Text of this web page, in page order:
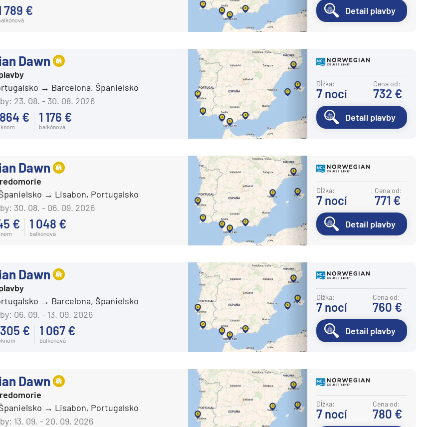
789 € Detail plavby
Dawn
Barcelona, Španielsko
23. 08. - 30. 08. 2026
€ 1 176 €
balkónová
Dĺžka:
7 nocí
Cena od:
732 €
Detail plavby
Dawn
Lisabon, Portugalsko
30. 08. - 06. 09. 2026
€ 1 048 €
balkónová
Dĺžka:
7 nocí
Cena od:
771 €
Detail plavby
Dawn
Barcelona, Španielsko
06. 09. - 13. 09. 2026
305 € 1 067 €
balkónová
Dĺžka:
7 nocí
Cena od:
760 €
Detail plavby
Dawn
Lisabon, Portugalsko
13. 09. - 20. 09. 2026
Dĺžka:
7 nocí
Cena od:
780 €